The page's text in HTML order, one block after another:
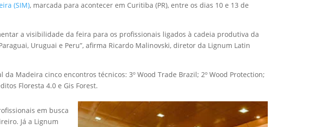
(SIM), marcada para acontecer em Curitiba (PR), entre os dias 10 e 13 de
a visibilidade da feira para os profissionais ligados à cadeia produtiva da
Uruguai e Peru”, afirma Ricardo Malinovski, diretor da Lignum Latin
Madeira cinco encontros técnicos: 3º Wood Trade Brazil; 2º Wood Protection;
Floresta 4.0 e Gis Forest.
em busca
Já a Lignum